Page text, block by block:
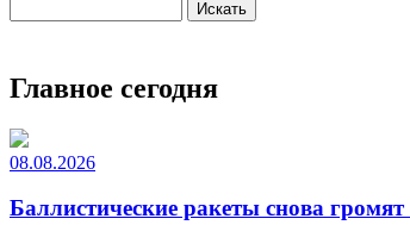
Главное сегодня
08.08.2026
Баллистические ракеты снова